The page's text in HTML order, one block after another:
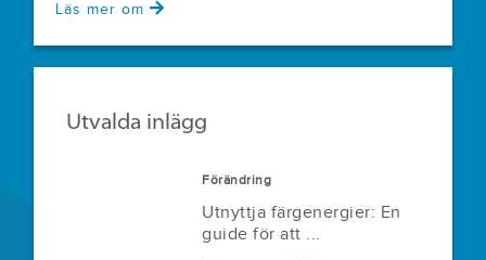
Läs mer om
Utvalda inlägg
Förändring
Utnyttja färgenergier: En
guide för att ...